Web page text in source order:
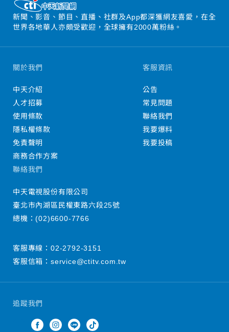
新聞、影音、節目、直播、社群及App都深獲網友喜愛，在全
世界各地華人亦頗受歡迎，全球擁有2000萬粉絲。
追蹤我們
關於我們
中天介紹
人才招募
使用條款
隱私權條款
免責聲明
商務合作方案
客服資訊
公告
常見問題
聯絡我們
我要爆料
我要投稿
聯絡我們
中天電視股份有限公司
臺北市內湖區民權東路六段25號
總機：(02)6600-7766
客服專線： 02-2792-3151
客服信箱： service@ctitv.com.tw